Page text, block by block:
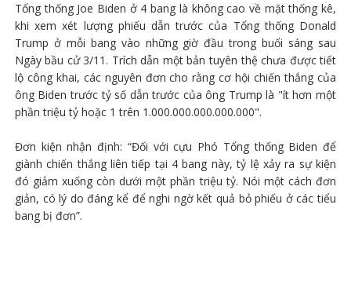
Tổng thống Joe Biden ở 4 bang là không cao về mặt thống kê,
khi xem xét lượng phiếu dẫn trước của Tổng thống Donald
Trump ở mỗi bang vào những giờ đầu trong buổi sáng sau
Ngày bầu cử 3/11. Trích dẫn một bản tuyên thệ chưa được tiết
lộ công khai, các nguyên đơn cho rằng cơ hội chiến thắng của
ông Biden trước tỷ số dẫn trước của ông Trump là "ít hơn một
phần triệu tỷ hoặc 1 trên 1.000.000.000.000.000".
Đơn kiện nhận định: “Đối với cựu Phó Tổng thống Biden để
giành chiến thắng liên tiếp tại 4 bang này, tỷ lệ xảy ra sự kiện
đó giảm xuống còn dưới một phần triệu tỷ. Nói một cách đơn
giản, có lý do đáng kể để nghi ngờ kết quả bỏ phiếu ở các tiểu
bang bị đơn”.